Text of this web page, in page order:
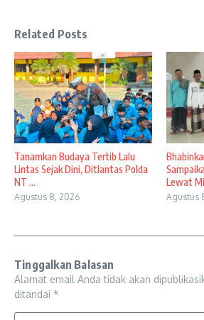
Related Posts
Tanamkan Budaya Tertib Lalu
Lintas Sejak Dini, Ditlantas Polda
NT ...
Agustus 8, 2026
Lewat
Agustus
Tinggalkan Balasan
Alamat email Anda tidak akan
ditandai *